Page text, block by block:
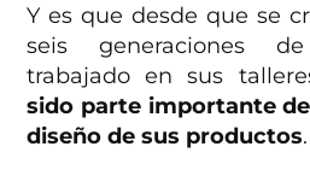
Y es que desde que se
seis generaciones
trabajado en sus
sido parte importante
diseño de sus productos.